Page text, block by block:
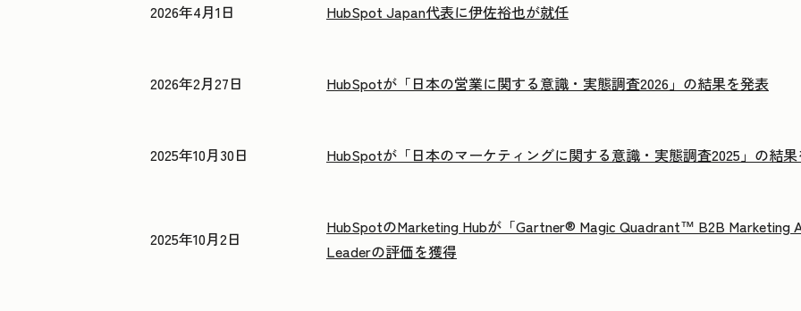
2026年4月1日 HubSpot Japan代表に伊佐裕也が就任
2026年2月27日 HubSpotが「日本の営業に関する意識・実態調査2026」の結果を発表
2025年10月30日 HubSpotが「日本のマーケティングに関する意識・実態調査2025」の結
2025年10月2日
HubSpotのMarketing Hubが「Gartner® Magic Quadrant™ B2B
Leaderの評価を獲得